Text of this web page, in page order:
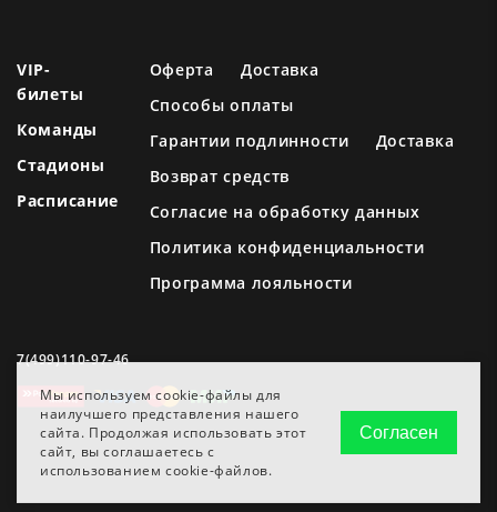
Мы используем cookie-файлы для
наилучшего представления нашего
сайта. Продолжая использовать этот
сайт, вы соглашаетесь с
использованием cookie-файлов.
Согласен
VIP-
билеты
Команды
Стадионы
Расписание
Оферта
Доставка
Способы оплаты
Гарантии подлинности
Доставка
Возврат средств
Согласие на обработку данных
Политика конфиденциальности
Программа лояльности
7(499)110-97-46